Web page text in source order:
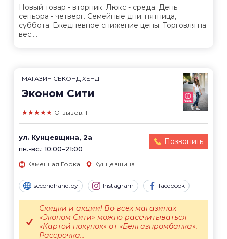
Новый товар - вторник. Люкс - среда. День
сеньора - четверг. Семейные дни: пятница,
суббота. Ежедневное снижение цены. Торговля на
вес....
МАГАЗИН СЕКОНД ХЕНД
Эконом Сити
★★★★★ Отзывов: 1
ул. Кунцевщина, 2а
пн.-вс.: 10:00–21:00
Позвонить
Каменная Горка Кунцевщина
secondhand.by Instagram facebook
Скидки и акции! Во всех магазинах
«Эконом Сити» можно рассчитываться
«Картой покупок» от «Белгазпромбанка».
Рассрочка...